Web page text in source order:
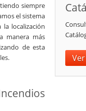
siempre
el sistema
localización
manera más
de esta